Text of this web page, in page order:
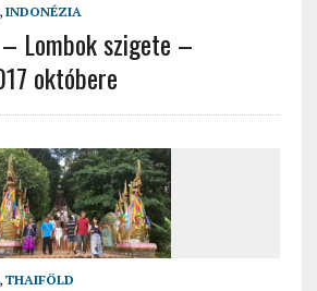
INDONÉZIA
Lombok szigete –
októbere
THAIFÖLD